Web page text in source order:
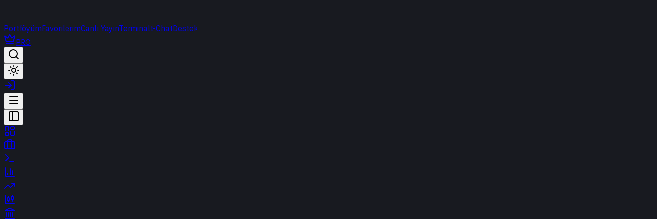
PortföyümFavorilerimCanlı YayınTerminalt-ChatDestek
PRO